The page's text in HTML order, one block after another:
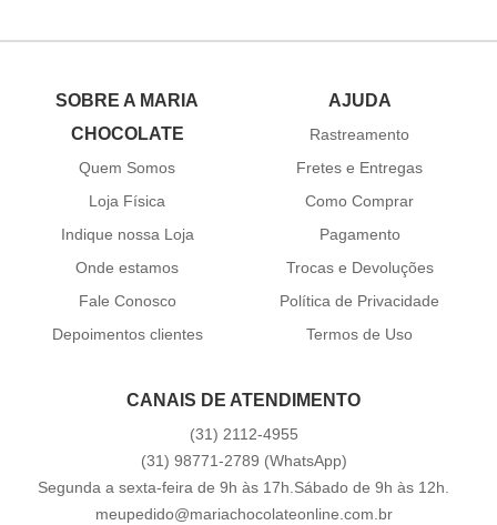
SOBRE A MARIA
CHOCOLATE
Quem Somos
Loja Física
Indique nossa Loja
Onde estamos
Fale Conosco
Depoimentos clientes
AJUDA
Rastreamento
Fretes e Entregas
Como Comprar
Pagamento
Trocas e Devoluções
Política de Privacidade
Termos de Uso
CANAIS DE ATENDIMENTO
(31) 2112-4955
(31) 98771-2789 (WhatsApp)
Segunda a sexta-feira de 9h às 17h.Sábado de 9h às 12h.
meupedido@mariachocolateonline.com.br